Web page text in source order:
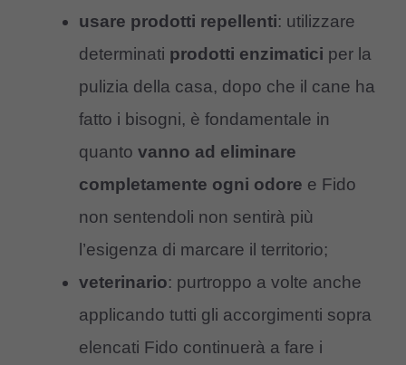
usare prodotti repellenti: utilizzare
determinati prodotti enzimatici per la
pulizia della casa, dopo che il cane ha
fatto i bisogni, è fondamentale in
quanto vanno ad eliminare
completamente ogni odore e Fido
non sentendoli non sentirà più
l’esigenza di marcare il territorio;
veterinario: purtroppo a volte anche
applicando tutti gli accorgimenti sopra
elencati Fido continuerà a fare i